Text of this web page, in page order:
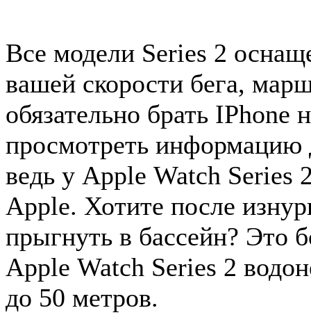
Все модели Series 2
вашей скорости бега,
обязательно брать
просмотреть
ведь у Apple Watch Series
Apple. Хотите после
прыгнуть в бассейн? Это
Apple Watch Series 2
до 50 метров.